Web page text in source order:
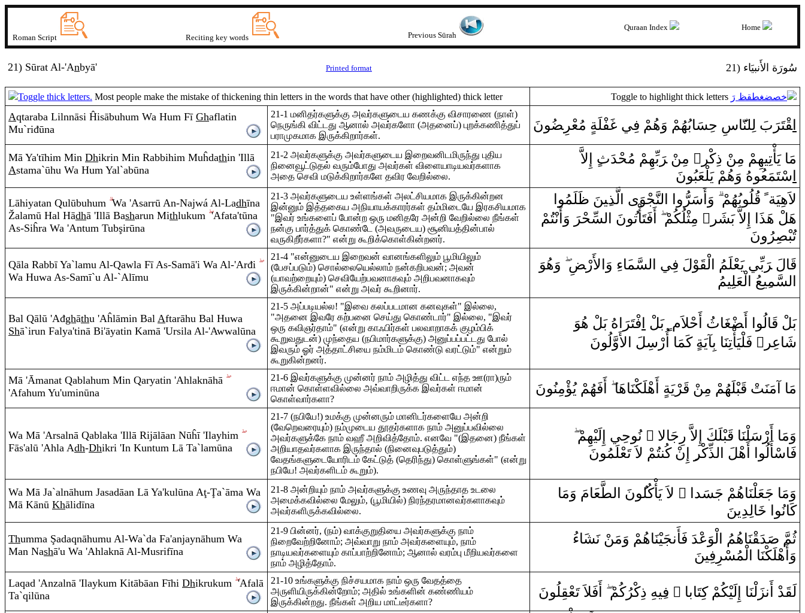
Roman Script Reciting key words Previous Sūrah
Quraan Index Home
21) Sūrat Al-'Anbyā' Printed format 21) سُورَة الأَنبيَاء
Toggle thick letters. Most people make the mistake of thickening thin letters in the words that have other (highlighted) thick letter Toggle to highlight thick letters خصضغطقظ رَ
Aqtaraba Lilnnāsi Ĥisābuhum Wa Hum Fī Ghaflatin
Mu`riđūna
21-1 மனிதர்களுக்கு அவர்களுடைய கணக்கு விசாரணை (நாள்)
நெருங்கி விட்டது ஆனால் அவர்களோ (அதனைப்) புறக்கணித்துப்
பராமுகமாக இருக்கிறார்கள்.
ا‍قْ‍‍تَ‍رَ بَ لِل‍‍نّ‍‍َ‍اسِ حِسَابُهُمْ ‌وَهُمْ فِي غَ‍‍فْلَة ‌ مُعْ‍‍ر ‍ضُ‍‍ونَ
Mā Ya'tīhim Min Dhikrin Min Rabbihim Muĥdathin 'Illā
Astama`ūhu Wa Hum Yal`abūna
21-2 அவர்களுக்கு அவர்களுடைய இறைவனிடமிருந்து புதிய
நினைவூட்டுதல் வரும்போது அவர்கள் விளையாடியவர்களாக
அதை செவி மடுக்கிறார்களே தவிர வேறில்லை.
مَا‌ يَأْتِيهِمْ مِ‍‌‍ن ْ ‌ذِكْر ‌ٍ ‌ مِ‍‌‍ن ْ ‌‍رَبِّهِمْ مُحْدَث‌ ‌ ‌إِلاَّ‌
سْتَمَع‍‍ُ‍وهُ ‌وَهُمْ يَلْعَبُونَ
Lāhiyatan Qulūbuhum Wa 'Asarrū An-Najwá Al-Ladhīna
Žalamū Hal Hādhā 'Illā Basharun Mithlukum 'Afata'tūna
As-Siĥra Wa 'Antum Tubşirūna
21-3 அவர்களுடைய உள்ளங்கள் அலட்சியமாக இருக்கின்றன
இன்னும் இத்தகைய அநியாயக்காரர்கள் தம்மிடையே இரகசியமாக
"இவர் உங்களைப் போன்ற ஒரு மனிதரே அன்றி வேறில்லை நீங்கள்
நன்கு பார்த்துக் கொண்டே (அவருடைய) சூனியத்தின்பால்
வருகிறீர்களா?" என்று கூறிக்கொள்கின்றனர்.
لاَهِيَة‌ً قُ‍‍لُوبُهُمْ ‌وَ‌أَسَرُّ‌و ل‍‍نَّ‍‍جْ‍‍وَ‌ى‌ لَّذ‍ِ‍ي‍‍نَ ظَ‍‍لَمُو
هَلْ هَذَ
‌ ‌إِلاَّ‌ بَشَر ‌ٌ ‌ مِثْلُكُمْ ‌أَفَتَأْت‍‍ُ‍ونَ ل‍‍سِّحْ‍رَ ‌ ‌وَ‌أَ‌نْ‍‍تُمْ
تُ‍‍بْ‍‍صِ‍‍رُ‌ونَ
Qāla Rabbī Ya`lamu Al-Qawla FīAs-Samā'i Wa Al-'Arđi
Wa Huwa As-Samī`u Al-`Alīmu
21-4 "என்னுடைய இறைவன் வானங்களிலும் பூமியிலும்
(பேசப்படும்) சொல்லையெல்லாம் நன்கறிபவன்; அவன்
(யாவற்றையும்) செவியேற்பவனாகவும் அறிபவனாகவும்
இருக்கின்றான்" என்று அவர் கூறினார்.
قَ‍‍الَ ‌‍رَبِّي يَعْلَمُ لْ‍‍قَ‍‍وْلَ فِي ل‍‍سَّم‍‍َ‍ا‌ءِ‌ ‌وَ لأَ‌رْ‍ضِ ‌وَهُوَ‌
ل‍‍سَّم‍‍ِ‍ي‍‍عُ لْعَلِيمُ
Bal Qālū 'Ađghāthu 'Aĥlāmin Bal Aftarāhu Bal Huwa
Shā`irun Falya'tinā Bi'āyatin Kamā 'Ursila Al-'Awwalūna
21-5 அப்படியல்ல! "இவை கலப்படமான கனவுகள்" இல்லை,
"அதனை இவரே கற்பனை செய்து கொண்டார்" இல்லை, "இவர்
ஒரு கவிஞர்தாம்" (என்று காஃபிர்கள் பலவாறாகக் குழம்பிக்
கூறுவதுடன்) முந்தைய (நபிமார்களுக்கு) அனுப்பப்பட்டது போல்
இவரும் ஓர் அத்தாட்சியை நம்மிடம் கொண்டு வரட்டும்" என்றும்
கூறுகின்றனர்.
بَلْ قَ‍‍الُ‍‍و ضْ‍‍غَ‍‍اثُ ‌أَحْلاَم ‌ بَلْ فْتَ‍رَ هُ بَلْ هُوَ‌
شَاعِر‌ ‌ٌ ‌ فَلْيَأْتِنَا‌ بِآيَة‌ ‌ كَمَ‍‍ا ‌ ‌أُ‌رْسِلَ لأَ‌وَّلُونَ
Mā 'Āmanat Qablahum Min Qaryatin 'Ahlaknāhā
'Afahum Yu'uminūna
21-6 இவர்களுக்கு முன்னர் நாம் அழித்து விட்ட எந்த ஊ(ரா)ரும்
ஈமான் கொள்ளவில்லை அவ்வாறிருக்க இவர்கள் ஈமான்
கொள்வார்களா?
مَ‍‍ا ‌ ‌آمَنَتْ قَ‍‍بْ‍‍لَهُمْ مِ‍‌‍ن قَ‍‍رْيَةٍ ‌أَهْلَكْنَاهَ‍‍ا‌ ‌أَفَهُمْ يُؤْمِنُونَ
Wa Mā 'Arsalnā Qablaka 'Illā Rijālāan Nūĥī'Ilayhim
Fās'alū 'Ahla Adh-Dhikri 'In Kuntum Lā Ta`lamūna
21-7 (நபியே!) உமக்கு முன்னரும் மானிடர்களையே அன்றி
(வேறெவரையும்) நம்முடைய தூதர்களாக நாம் அனுப்பவில்லை
அவர்களுக்கே நாம் வஹீ அறிவித்தோம். எனவே "(இதனை) நீங்கள்
அறியாதவர்களாக இருந்தால் (நினைவுபடுத்தும்)
வேதங்களுடையோரிடம் கேட்டுத் (தெரிந்து) கொள்ளுங்கள்" (என்று
நபியே! அவர்களிடம் கூறும்).
وَمَ‍‍ا ‌ ‌أَ‌رْسَلْنَا‌ قَ‍‍بْ‍‍لَكَ ‌إِلاَّ‌ ‌ر ِجَالا ‌ ً ‌ نُوحِ‍‍ي ‌إِلَيْهِمْ
فَاسْأَلُ‍‍و ‌ ‌أَهْلَ ل‍‍ذِّكْ‍‍ر ن ْ كُ‍‌‍ن‍‍تُمْ لاَ‌ تَعْلَمُونَ
Wa Mā Ja`alnāhum Jasadāan Lā Ya'kulūna Aţ-Ţa`āma Wa
Mā Kānū Khālidīna
21-8 அன்றியும் நாம் அவர்களுக்கு உணவு அருந்தாத உடலை
அமைக்கவில்லை மேலும், (பூமியில்) நிரந்தரமானவர்களாகவும்
அவர்களிருக்கவில்லை.
وَمَا‌ جَعَلْنَاهُمْ جَسَد‌ا ‌ ً ‌ لاَ‌ يَأْكُل‍‍ُ‍ونَ ل‍‍طَّ‍‍ع‍‍َ‍امَ ‌وَمَا‌
كَانُو
خَ‍‍الِدِينَ
Thumma Şadaqnāhumu Al-Wa`da Fa'anjaynāhum Wa
Man Nashā'u Wa 'Ahlaknā Al-Musrifīna
21-9 பின்னர், (நம்) வாக்குறுதியை அவர்களுக்கு நாம்
நிறைவேற்றினோம்; அவ்வாறு நாம் அவர்களையும், நாம்
நாடியவர்களையும் காப்பாற்றினோம்; ஆனால் வரம்பு மீறியவர்களை
நாம் அழித்தோம்.
ثُ‍‍مّ صَ‍‍دَ‍قْ‍‍نَاهُمُ لْوَعْدَ‌ فَأَ‌ن‍‍جَيْنَاهُمْ ‌وَمَ‍‌‍ن ْ نَش‍‍َ‍ا‌ءُ‌
‌وَ‌أَهْلَكْنَا‌
لْمُسْ‍‍ر ِفِينَ
Laqad 'Anzalnā 'Ilaykum Kitābāan Fīhi Dhikrukum 'Afalā
Ta`qilūna
21-10 உங்களுக்கு நிச்சயமாக நாம் ஒரு வேதத்தை
அருளியிருக்கின்றோம்; அதில் உங்களின் கண்ணியம்
இருக்கின்றது. நீங்கள் அறிய மாட்டீர்களா?
لَ‍قَ‍‍د ن‍‍زَلْنَ‍‍ا ‌ ‌إِلَيْكُمْ كِتَابا‌ ‌ ً ‌ ف‍‍ِ‍ي‍‍هِ ‌ذِكْرُكُمْ ‌أَفَلاَ‌ تَعْ‍‍قِ‍‍لُونَ